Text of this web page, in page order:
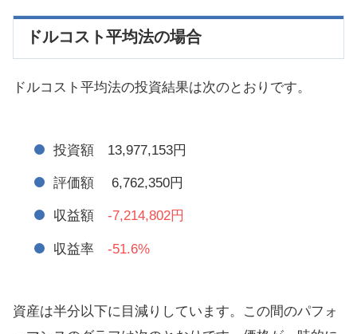
ドルコスト平均法の場合
ドルコスト平均法の投資結果は次のとおりです。
投資額 13,977,153円
評価額 6,762,350円
収益額 -7,214,802円
収益率 -51.6%
資産は半分以下に目減りしています。この間のパフォ